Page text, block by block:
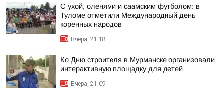
С ухой, оленями и саамским футболом: в
Туломе отметили Международный день
коренных народов
Вчера, 21:18
Ко Дню строителя в Мурманске организовали
интерактивную площадку для детей
Вчера, 21:09